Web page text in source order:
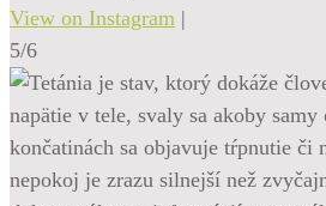
View on Instagram |
5/6